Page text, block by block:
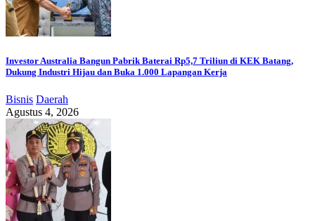
Investor Australia Bangun Pabrik Baterai Rp5,7 Triliun di KEK Batang,
Dukung Industri Hijau dan Buka 1.000 Lapangan Kerja
Bisnis Daerah
Agustus 4, 2026